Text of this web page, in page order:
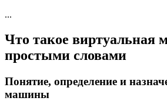
...
Что такое виртуальная
простыми словами
Понятие, определение и
машины